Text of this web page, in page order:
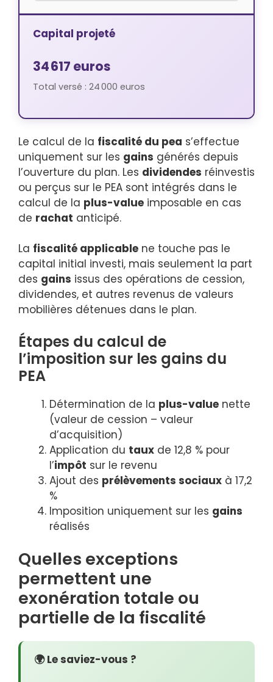
Capital projeté
34 617 euros
Total versé : 24 000 euros
Le calcul de la fiscalité du pea s’effectue
uniquement sur les gains générés depuis
l’ouverture du plan. Les dividendes réinvestis
ou perçus sur le PEA sont intégrés dans le
calcul de la plus-value imposable en cas
de rachat anticipé.
La fiscalité applicable ne touche pas le
capital initial investi, mais seulement la part
des gains issus des opérations de cession,
dividendes, et autres revenus de valeurs
mobilières détenues dans le plan.
Étapes du calcul de
l’imposition sur les gains du
PEA
Détermination de la plus-value nette
(valeur de cession – valeur
d’acquisition)
Application du taux de 12,8 % pour
l’impôt sur le revenu
Ajout des prélèvements sociaux à 17,2
%
Imposition uniquement sur les gains
réalisés
Quelles exceptions
permettent une
exonération totale ou
partielle de la fiscalité
🌍 Le saviez-vous ?